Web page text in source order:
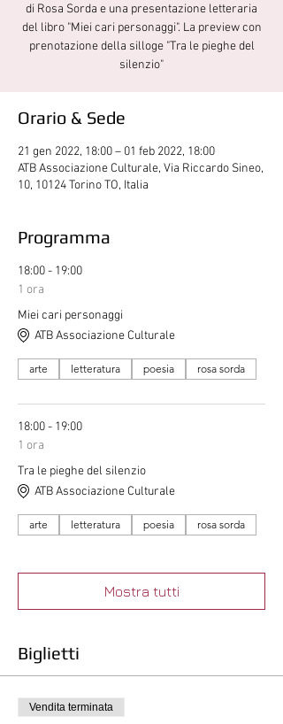
di Rosa Sorda e una presentazione letteraria
del libro "Miei cari personaggi". La preview con
prenotazione della silloge "Tra le pieghe del
Orario & Sede
21 gen 2022, 18:00 – 01 feb 2022, 18:00
ATB Associazione Culturale, Via Riccardo Sineo,
10, 10124 Torino TO, Italia
Programma
18:00 - 19:00
1 ora
Miei cari personaggi
ATB Associazione Culturale
arte letteratura poesia rosa sorda
18:00 - 19:00
1 ora
Tra le pieghe del silenzio
ATB Associazione Culturale
arte letteratura poesia rosa sorda
Mostra tutti
Biglietti
Vendita terminata